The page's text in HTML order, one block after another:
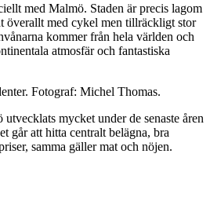
med Malmö. Staden är precis lagom
överallt med cykel men tillräckligt stor
kommer från hela världen och
atmosfär och fantastiska
mycket under de senaste åren
går att hitta centralt belägna, bra
samma gäller mat och nöjen.